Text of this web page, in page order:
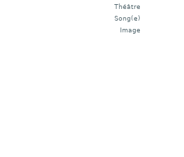
Théâtre
Song(e)
Image